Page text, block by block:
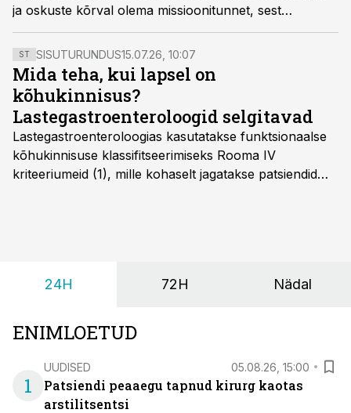
ja oskuste kõrval olema missioonitunnet, sest
ametnikud on ühiskonnas tihti tõrjutud seisus.
ST SISUTURUNDUS15.07.26, 10:07
Mida teha, kui lapsel on
kõhukinnisus?
Lastegastroenteroloogid selgitavad
Lastegastroenteroloogias kasutatakse funktsionaalse
kõhukinnisuse klassifitseerimiseks Rooma IV
kriteeriumeid (1), mille kohaselt jagatakse patsiendid
24H 72H Nädal
ENIMLOETUD
1
UUDISED 05.08.26, 15:00
Patsiendi peaaegu tapnud kirurg kaotas
arstilitsentsi